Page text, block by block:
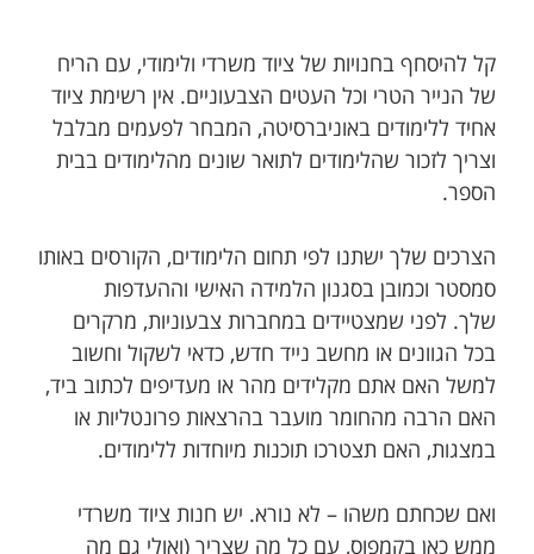
קל להיסחף בחנויות של ציוד משרדי ולימודי, עם הריח
של הנייר הטרי וכל העטים הצבעוניים. אין רשימת ציוד
אחיד ללימודים באוניברסיטה, המבחר לפעמים מבלבל
וצריך לזכור שהלימודים לתואר שונים מהלימודים בבית
הספר.
הצרכים שלך ישתנו לפי תחום הלימודים, הקורסים באותו
סמסטר וכמובן בסגנון הלמידה האישי וההעדפות
שלך. לפני שמצטיידים במחברות צבעוניות, מרקרים
בכל הגוונים או מחשב נייד חדש, כדאי לשקול וחשוב
למשל האם אתם מקלידים מהר או מעדיפים לכתוב ביד,
האם הרבה מהחומר מועבר בהרצאות פרונטליות או
במצגות, האם תצטרכו תוכנות מיוחדות ללימודים.
ואם שכחתם משהו – לא נורא. יש חנות ציוד משרדי
ממש כאן בקמפוס, עם כל מה שצריך (ואולי גם מה